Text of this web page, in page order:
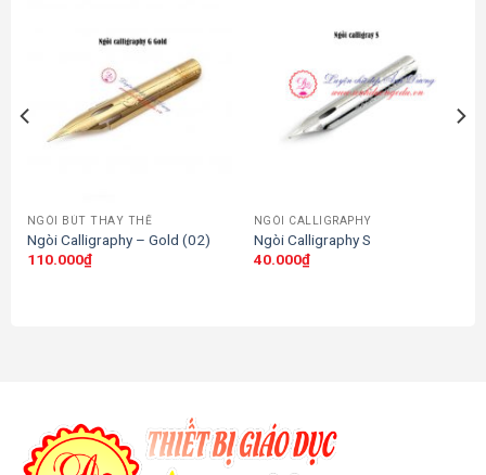
NGÒI BÚT THAY THẾ
Ngòi Calligraphy – Gold (02)
110.000₫
NGÒI CALLIGRAPHY
Ngòi Calligraphy S
40.000₫